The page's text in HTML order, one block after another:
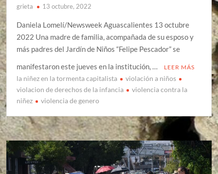
grieta 13 octubre, 2022
Daniela Lomelí/Newsweek Aguascalientes 13 octubre
2022 Una madre de familia, acompañada de su esposo y
más padres del Jardín de Niños “Felipe Pescador” se
manifestaron este jueves en la institución, …
LEER MÁS
la niñez en la tormenta capitalista
violación a niños
violacion de derechos de la infancia
violencia contra la
niñez
violencia de genero